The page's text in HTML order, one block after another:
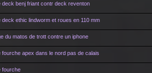
deck benj friant contr deck reventon
deck ethic lindworm et roues en 110 mm
du matos de trott contre un iphone
fourche apex dans le nord pas de calais
fourche